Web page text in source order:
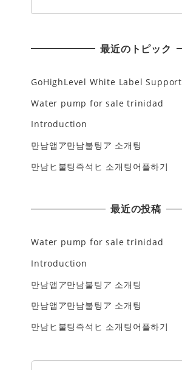
索
最近のトピック
GoHighLevel White Label Support
Water pump for sale trinidad
Introduction
만남앱ア만남불팅ア 소개팅
만남ヒ불팅즉석ヒ 소개팅어플하기
最近の投稿
Water pump for sale trinidad
Introduction
만남앱ア만남불팅ア 소개팅
만남앱ア만남불팅ア 소개팅
만남ヒ불팅즉석ヒ 소개팅어플하기